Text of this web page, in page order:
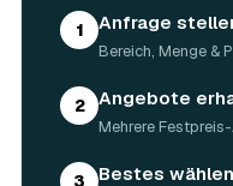
Raum ist oft an einem
eine komplette
Elbe kann ein bis zwei
häufig schon
wie einer Messie-
Welche
Entrümpelung
1 Anfrage
Bereich, Menge &
2 Angebote
Mehrere
3 Bestes wählen